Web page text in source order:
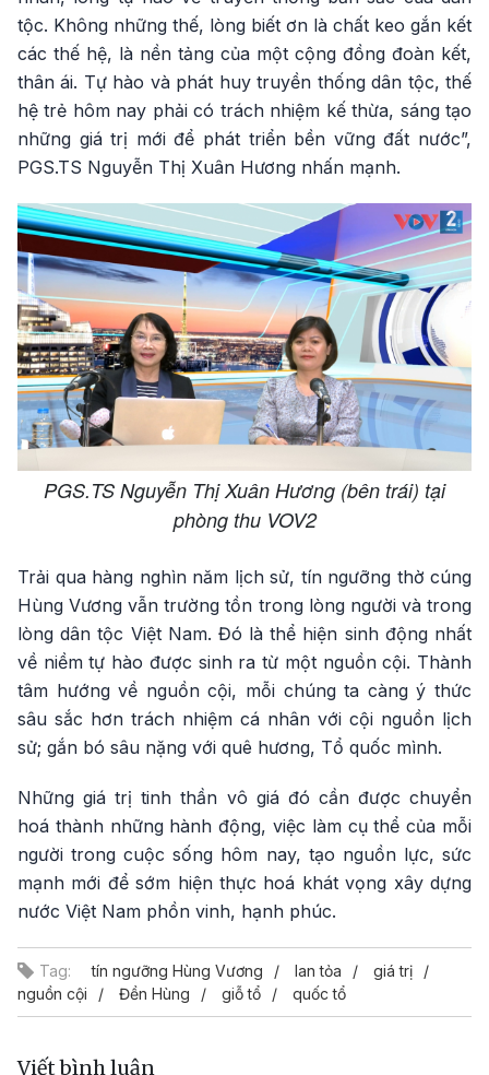
tộc. Không những thế, lòng biết ơn là chất keo gắn kết
các thế hệ, là nền tảng của một cộng đồng đoàn kết,
thân ái. Tự hào và phát huy truyền thống dân tộc, thế
hệ trẻ hôm nay phải có trách nhiệm kế thừa, sáng tạo
những giá trị mới để phát triển bền vững đất nước”,
PGS.TS Nguyễn Thị Xuân Hương nhấn mạnh.
PGS.TS Nguyễn Thị Xuân Hương (bên trái) tại
phòng thu VOV2
Trải qua hàng nghìn năm lịch sử, tín ngưỡng thờ cúng
Hùng Vương vẫn trường tồn trong lòng người và trong
lòng dân tộc Việt Nam. Đó là thể hiện sinh động nhất
về niềm tự hào được sinh ra từ một nguồn cội. Thành
tâm hướng về nguồn cội, mỗi chúng ta càng ý thức
sâu sắc hơn trách nhiệm cá nhân với cội nguồn lịch
sử; gắn bó sâu nặng với quê hương, Tổ quốc mình.
Những giá trị tinh thần vô giá đó cần được chuyển
hoá thành những hành động, việc làm cụ thể của mỗi
người trong cuộc sống hôm nay, tạo nguồn lực, sức
mạnh mới để sớm hiện thực hoá khát vọng xây dựng
nước Việt Nam phồn vinh, hạnh phúc.
Tag: tín ngưỡng Hùng Vương lan tỏa
giá trị
nguồn cội
Đền Hùng giỗ tổ quốc tổ
Viết bình luận